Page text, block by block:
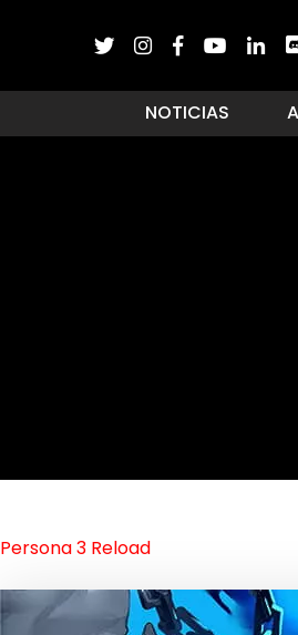
NOTICIAS
Persona 3 Reload